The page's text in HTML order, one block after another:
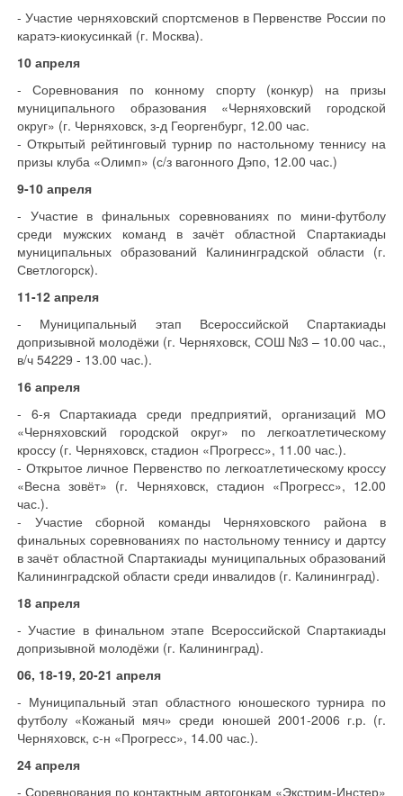
- Участие черняховский спортсменов в Первенстве России по
каратэ-киокусинкай (г. Москва).
10 апреля
- Соревнования по конному спорту (конкур) на призы
муниципального образования «Черняховский городской
округ» (г. Черняховск, з-д Георгенбург, 12.00 час.
- Открытый рейтинговый турнир по настольному теннису на
призы клуба «Олимп» (с/з вагонного Дэпо, 12.00 час.)
9-10 апреля
- Участие в финальных соревнованиях по мини-футболу
среди мужских команд в зачёт областной Спартакиады
муниципальных образований Калининградской области (г.
Светлогорск).
11-12 апреля
- Муниципальный этап Всероссийской Спартакиады
допризывной молодёжи (г. Черняховск, СОШ №3 – 10.00 час.,
в/ч 54229 - 13.00 час.).
16 апреля
- 6-я Спартакиада среди предприятий, организаций МО
«Черняховский городской округ» по легкоатлетическому
кроссу (г. Черняховск, стадион «Прогресс», 11.00 час.).
- Открытое личное Первенство по легкоатлетическому кроссу
«Весна зовёт» (г. Черняховск, стадион «Прогресс», 12.00
час.).
- Участие сборной команды Черняховского района в
финальных соревнованиях по настольному теннису и дартсу
в зачёт областной Спартакиады муниципальных образований
Калининградской области среди инвалидов (г. Калининград).
18 апреля
- Участие в финальном этапе Всероссийской Спартакиады
допризывной молодёжи (г. Калининград).
06, 18-19, 20-21 апреля
- Муниципальный этап областного юношеского турнира по
футболу «Кожаный мяч» среди юношей 2001-2006 г.р. (г.
Черняховск, с-н «Прогресс», 14.00 час.).
24 апреля
- Соревнования по контактным автогонкам «Экстрим-Инстер»